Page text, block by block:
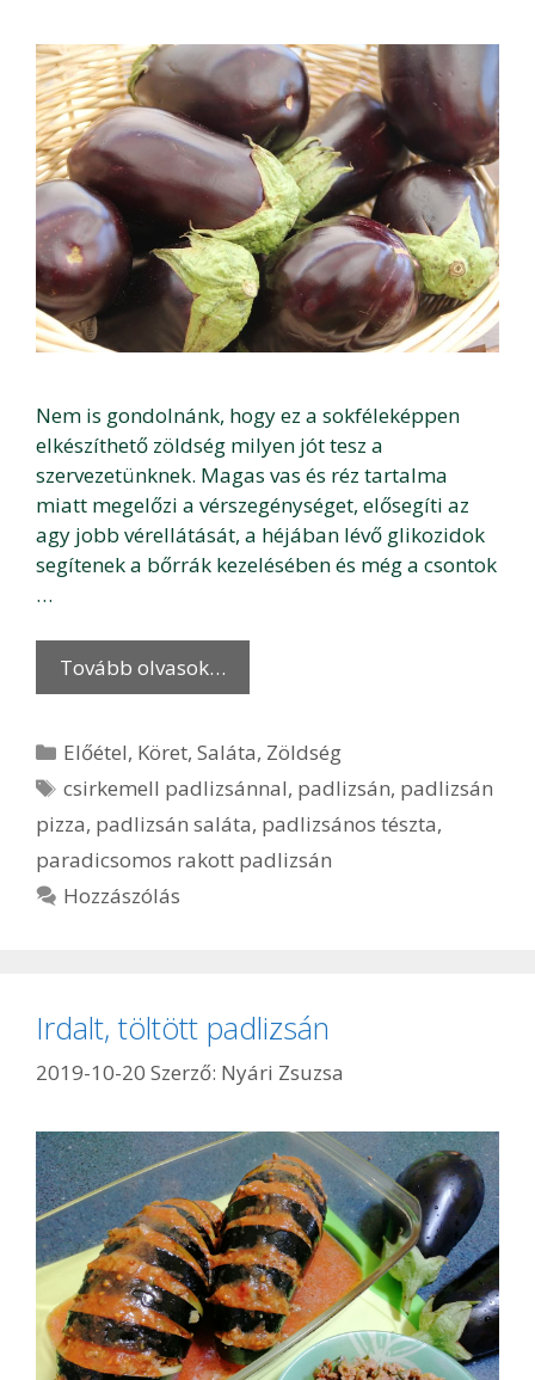
Nem is gondolnánk, hogy ez a sokféleképpen
elkészíthető zöldség milyen jót tesz a
szervezetünknek. Magas vas és réz tartalma
miatt megelőzi a vérszegénységet, elősegíti az
agy jobb vérellátását, a héjában lévő glikozidok
segítenek a bőrrák kezelésében és még a csontok
…
Tovább olvasok…
Kategória
Előétel, Köret,Saláta, Zöldség
Címkék
csirkemell padlizsánnal, padlizsán, padlizsán
pizza, padlizsán saláta, padlizsános tészta,
paradicsomos rakott padlizsán
Hozzászólás
Irdalt, töltött padlizsán
2019-10-20 Szerző: Nyári Zsuzsa